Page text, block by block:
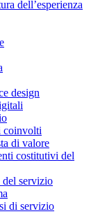
dell’esperienza
design
coinvolti
di valore
costitutivi del
servizio
di servizio